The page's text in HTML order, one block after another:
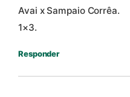
Avai x Sampaio Corrêa.
1×3.
Responder